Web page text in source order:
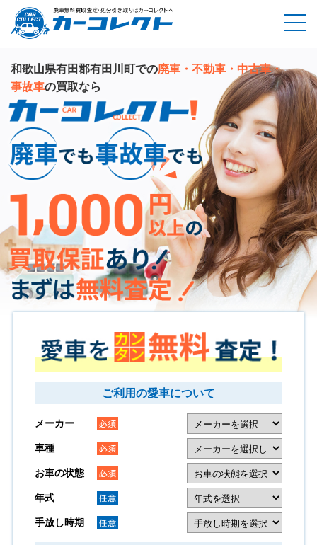
和歌山県有田郡有田川町での廃車・不動車・中古車・
事故車の買取なら
ご利用の愛車について
メーカー
車種
お車の状態
年式
手放し時期